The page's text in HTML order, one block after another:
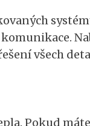
všech
Pokud